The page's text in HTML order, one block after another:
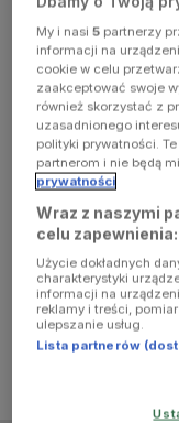
occurred
(see the
browser
console for
more
information)
My i nasi5 partnerzy
informacji na
cookie w celu
zaakceptować swoje
również skorzystać z
uzasadnionego
polityki prywatności.
partnerom i nie będą
prywatności
Wraz z naszymi
celu zapewnienia:
Użycie dokładnych
charakterystyki
informacji na
reklamy i treści,
ulepszanie usług.
Lista partnerów